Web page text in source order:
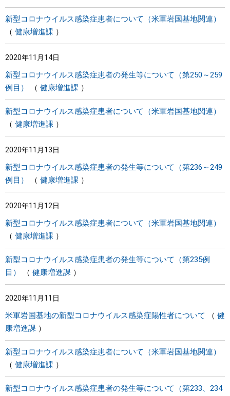
新型コロナウイルス感染症患者について（米軍岩国基地関連）
健康増進課
2020年11月14日
新型コロナウイルス感染症患者の発生等について（第250～259
例目）
健康増進課
新型コロナウイルス感染症患者について（米軍岩国基地関連）
健康増進課
2020年11月13日
新型コロナウイルス感染症患者の発生等について（第236～249
例目）
健康増進課
2020年11月12日
新型コロナウイルス感染症患者について（米軍岩国基地関連）
健康増進課
新型コロナウイルス感染症患者の発生等について（第235例
目）
健康増進課
2020年11月11日
米軍岩国基地の新型コロナウイルス感染症陽性者について
健
康増進課
新型コロナウイルス感染症患者について（米軍岩国基地関連）
健康増進課
新型コロナウイルス感染症患者の発生等について（第233、234